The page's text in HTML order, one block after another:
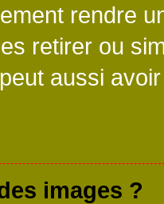
rendre
retirer ou
aussi
images ?